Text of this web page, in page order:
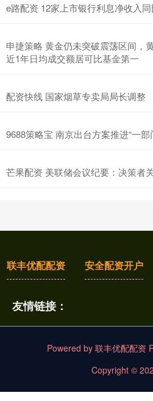
e路配资 12家上市银行利息净收入
申捷策略 黄金仍未突破震荡区间，
近1年日均成交额居可比基金第一
配资快线 国家烟草专卖局局长调整
9688策略宝 南京出台方案推进“一部
芒果配资 美联储会议纪要：决策者
联丰优配配资 安全配资开户
友情链接：
Powered by 联丰优配配资
Copyright ©